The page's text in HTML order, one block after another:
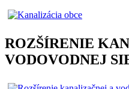
ROZŠÍRENIE
VODOVODNEJ